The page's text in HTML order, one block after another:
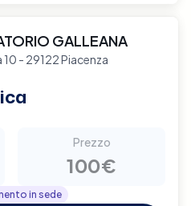
GALLEANA
10 - 29122 Piacenza
Prezzo
100€
in sede